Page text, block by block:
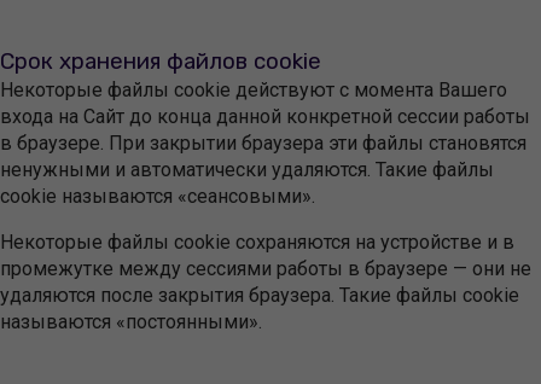
Срок хранения файлов cookie
Некоторые файлы cookie действуют с момента Вашего
входа на Сайт до конца данной конкретной сессии работы
в браузере. При закрытии браузера эти файлы становятся
ненужными и автоматически удаляются. Такие файлы
cookie называются «сеансовыми».
Некоторые файлы cookie сохраняются на устройстве и в
промежутке между сессиями работы в браузере — они не
удаляются после закрытия браузера. Такие файлы cookie
называются «постоянными».